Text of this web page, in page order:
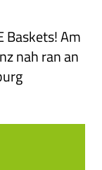
Baskets! Am
nah ran an